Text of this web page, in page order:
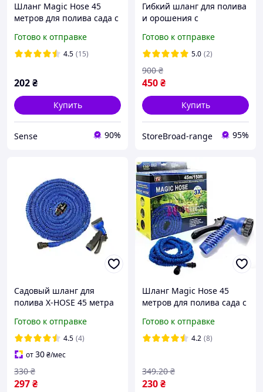
Шланг Magic Hose 45
метров для полива сада с
Готово к отправке
4.5 (15)
202₴
Купить
Sense 90%
Гибкий шланг для полива
и орошения с
45м, шланг садовый
расширяемый с
распылителем
Готово к отправке
5.0 (2)
450₴
900 ₴
Купить
StoreBroad-range 95%
Садовый шланг для
полива X-HOSE 45 метра
Готово к отправке
4.5 (4)
от30₴/мес
297₴
330 ₴
Шланг Magic Hose 45
метров для полива сада с
iC227
Готово к отправке
4.2 (8)
230₴
349.20 ₴